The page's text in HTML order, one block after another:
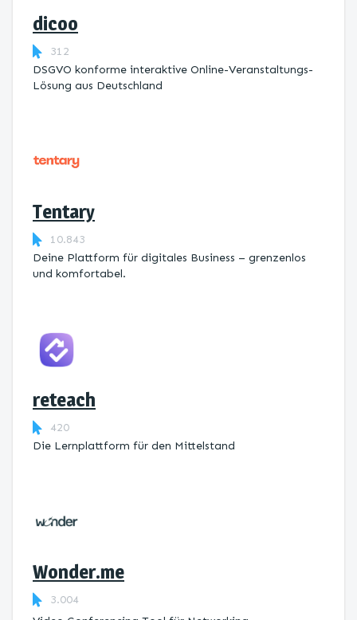
dicoo
312
DSGVO konforme interaktive Online-Veranstaltungs-
Lösung aus Deutschland
Tentary
10.843
Deine Plattform für digitales Business – grenzenlos
und komfortabel.
reteach
420
Die Lernplattform ​für den Mittelstand
Wonder.me
3.004